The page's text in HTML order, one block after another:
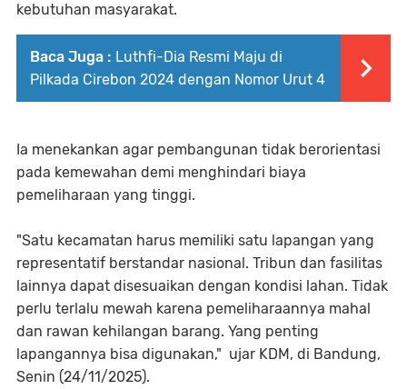
kebutuhan masyarakat.
Baca Juga : Luthfi-Dia Resmi Maju di
Pilkada Cirebon 2024 dengan Nomor Urut 4
Ia menekankan agar pembangunan tidak berorientasi
pada kemewahan demi menghindari biaya
pemeliharaan yang tinggi.
"Satu kecamatan harus memiliki satu lapangan yang
representatif berstandar nasional. Tribun dan fasilitas
lainnya dapat disesuaikan dengan kondisi lahan. Tidak
perlu terlalu mewah karena pemeliharaannya mahal
dan rawan kehilangan barang. Yang penting
lapangannya bisa digunakan," ujar KDM, di Bandung,
Senin (24/11/2025).